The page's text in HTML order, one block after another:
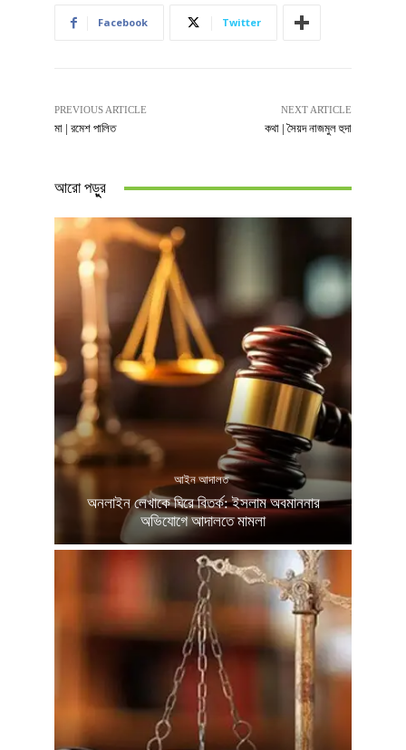
Facebook Twitter
PREVIOUS ARTICLE
মা | রমেশ পালিত
NEXT ARTICLE
কথা | সৈয়দ নাজমুল হুদা
আরো পড়ুুর
আইন আদালত
অনলাইন লেখাকে ঘিরে বিতর্ক: ইসলাম অবমাননার
অভিযোগে আদালতে মামলা